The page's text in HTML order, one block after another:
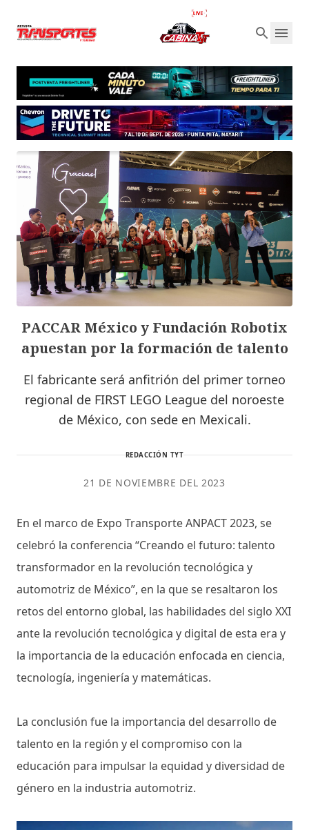
PACCAR México y Fundación Robotix
apuestan por la formación de talento
El fabricante será anfitrión del primer torneo
regional de FIRST LEGO League del noroeste
de México, con sede en Mexicali.
REDACCIÓN TYT
21 DE NOVIEMBRE DEL 2023
En el marco de Expo Transporte ANPACT 2023, se
celebró la conferencia “Creando el futuro: talento
transformador en la revolución tecnológica y
automotriz de México”, en la que se resaltaron los
retos del entorno global, las habilidades del siglo XXI
ante la revolución tecnológica y digital de esta era y
la importancia de la educación enfocada en ciencia,
tecnología, ingeniería y matemáticas.
La conclusión fue la importancia del desarrollo de
talento en la región y el compromiso con la
educación para impulsar la equidad y diversidad de
género en la industria automotriz.